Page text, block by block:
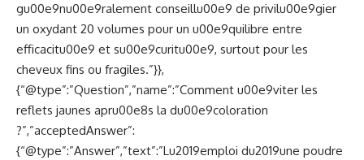
gu00e9nu00e9ralement conseillu00e9 de privilu00e9gier
un oxydant 20 volumes pour un u00e9quilibre entre
efficacitu00e9 et su00e9curitu00e9, surtout pour les
cheveux fins ou fragiles.”}},
{“@type”:”Question”,”name”:”Comment u00e9viter les
reflets jaunes apru00e8s la du00e9coloration
?”,”acceptedAnswer”:
{“@type”:”Answer”,”text”:”Lu2019emploi du2019une poudre